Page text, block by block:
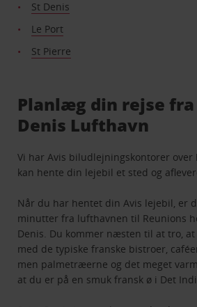
St Denis
Le Port
St Pierre
Planlæg din rejse
Denis Lufthavn
Vi har Avis biludlejningskontorer over
kan hente din lejebil et sted og
Når du har hentet din Avis lejebil, er
minutter fra lufthavnen til Reunions
Denis. Du kommer næsten til at tro,
med de typiske franske bistroer,
men palmetræerne og det meget
at du er på en smuk fransk ø i Det